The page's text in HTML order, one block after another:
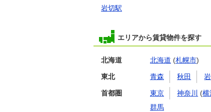
岩切駅
エリアから賃貸物件を探す
北海道 北海道 (札幌市)
東北 青森 秋田
首都圏 東京 神奈川 (横
群馬